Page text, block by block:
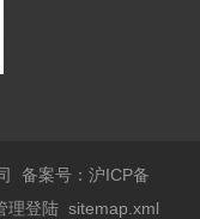
司备案号：沪ICP备
理登陆 sitemap.xml